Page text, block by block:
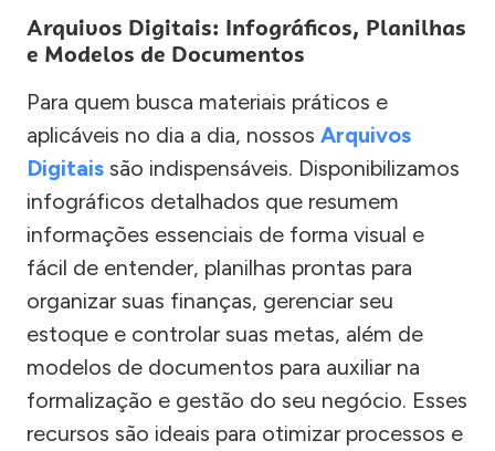
Arquivos Digitais: Infográficos, Planilhas
e Modelos de Documentos
Para quem busca materiais práticos e
aplicáveis no dia a dia, nossos Arquivos
Digitais são indispensáveis. Disponibilizamos
infográficos detalhados que resumem
informações essenciais de forma visual e
fácil de entender, planilhas prontas para
organizar suas finanças, gerenciar seu
estoque e controlar suas metas, além de
modelos de documentos para auxiliar na
formalização e gestão do seu negócio. Esses
recursos são ideais para otimizar processos e